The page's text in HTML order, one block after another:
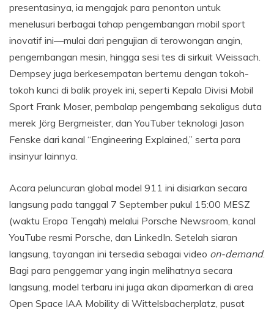
presentasinya, ia mengajak para penonton untuk
menelusuri berbagai tahap pengembangan mobil sport
inovatif ini—mulai dari pengujian di terowongan angin,
pengembangan mesin, hingga sesi tes di sirkuit Weissach.
Dempsey juga berkesempatan bertemu dengan tokoh-
tokoh kunci di balik proyek ini, seperti Kepala Divisi Mobil
Sport Frank Moser, pembalap pengembang sekaligus duta
merek Jörg Bergmeister, dan YouTuber teknologi Jason
Fenske dari kanal “Engineering Explained,” serta para
insinyur lainnya.
Acara peluncuran global model 911 ini disiarkan secara
langsung pada tanggal 7 September pukul 15:00 MESZ
(waktu Eropa Tengah) melalui Porsche Newsroom, kanal
YouTube resmi Porsche, dan LinkedIn. Setelah siaran
langsung, tayangan ini tersedia sebagai video on-demand.
Bagi para penggemar yang ingin melihatnya secara
langsung, model terbaru ini juga akan dipamerkan di area
Open Space IAA Mobility di Wittelsbacherplatz, pusat